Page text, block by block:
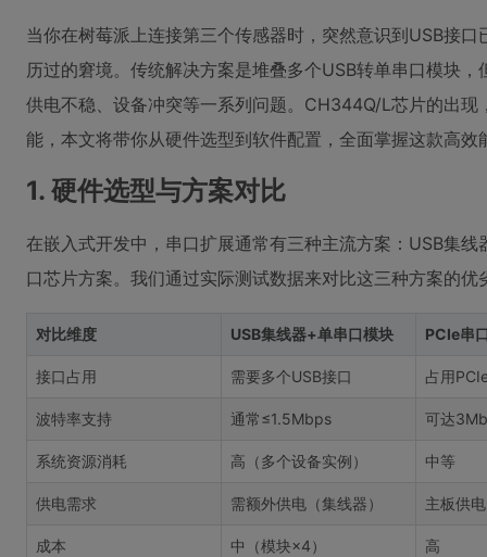
当你在树莓派上连接第三个传感器时，突然意识到USB接
历过的窘境。传统解决方案是堆叠多个USB转单串口模块
供电不稳、设备冲突等一系列问题。CH344Q/L芯片的出现
能，本文将带你从硬件选型到软件配置，全面掌握这款高效
1. 硬件选型与方案对比
在嵌入式开发中，串口扩展通常有三种主流方案：USB集
口芯片方案。我们通过实际测试数据来对比这三种方案的优
对比维度 USB集线器+单串口模块 PCIe串
接口占用 需要多个USB接口 占用
波特率支持 通常≤1.5Mbps 可达
系统资源消耗 高（多个设备实例） 中等
供电需求 需额外供电（集线器） 主板供电
成本 中（模块×4） 高